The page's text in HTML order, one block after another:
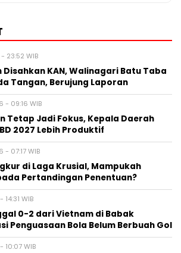
23:52 WIB
Disahkan KAN, Walinagari Batu Taba
Tangan, Berujung Laporan
- 09:16 WIB
Tetap Jadi Fokus, Kepala Daerah
2027 Lebih Produktif
07:17 WIB
di Laga Krusial, Mampukah
Pertandingan Penentuan?
WIB
0-2 dari Vietnam di Babak
Penguasaan Bola Belum Berbuah Gol
10:07 WIB